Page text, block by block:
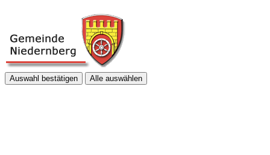
Auswahl bestätigen Alle auswählen